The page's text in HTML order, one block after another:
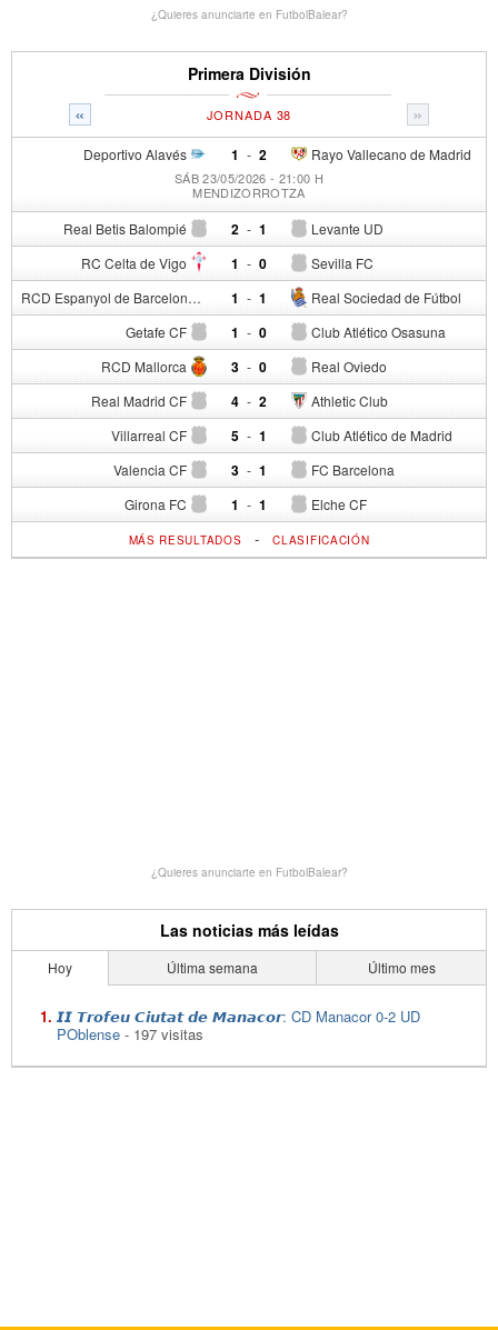
¿Quieres anunciarte en FutbolBalear?
Primera División
« »
JORNADA 38
Deportivo Alavés 1 - Rayo Vallecano de Madrid
2
SÁB 23/05/2026 - 21:00 H
MENDIZORROTZA
Real Betis Balompié 2 - Levante UD
1
RC Celta de Vigo 1 - Sevilla FC
0
RCD Espanyol de Barcelona 1 - Real Sociedad de Fútbol
1
Getafe CF 1 - Club Atlético Osasuna
0
RCD Mallorca 3 - Real Oviedo
0
Real Madrid CF 4 - Athletic Club
2
Villarreal CF 5 - Club Atlético de Madrid
1
Valencia CF 3 - FC Barcelona
1
Girona FC 1 - Elche CF
1
MÁS RESULTADOS -CLASIFICACIÓN
¿Quieres anunciarte en FutbolBalear?
Las noticias más leídas
Hoy Última semana Último mes
𝙄𝙄 𝙏𝙧𝙤𝙛𝙚𝙪 𝘾𝙞𝙪𝙩𝙖𝙩 𝙙𝙚 𝙈𝙖𝙣𝙖𝙘𝙤𝙧: CD Manacor 0-2 UD
POblense - 197 visitas